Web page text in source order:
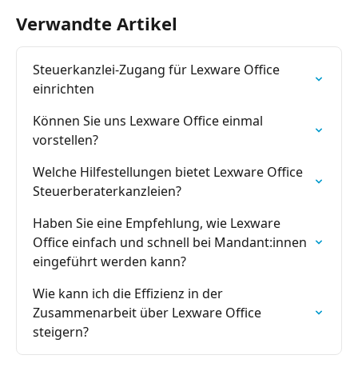
Verwandte Artikel
Steuerkanzlei-Zugang für Lexware Office
einrichten
Können Sie uns Lexware Office einmal
vorstellen?
Welche Hilfestellungen bietet Lexware Office
Steuerberaterkanzleien?
Haben Sie eine Empfehlung, wie Lexware
Office einfach und schnell bei Mandant:innen
eingeführt werden kann?
Wie kann ich die Effizienz in der
Zusammenarbeit über Lexware Office
steigern?